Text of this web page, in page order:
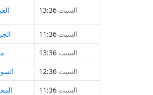
السبت 13:36
السبت 11:36
السبت 13:36
السبت 12:36
السبت 11:36